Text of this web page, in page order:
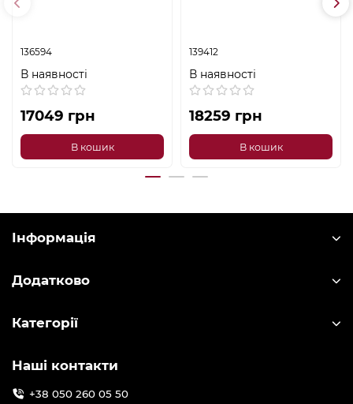
136594
В наявності
17049 грн
В кошик
139412
В наявності
18259 грн
В кошик
Інформація
Додатково
Категорії
Наші контакти
+38 050 260 05 50